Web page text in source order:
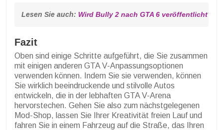
Lesen Sie auch: Wird Bully 2 nach GTA 6 veröffentlicht?
Fazit
Oben sind einige Schritte aufgeführt, die Sie zusammen
mit einigen anderen GTA V-Anpassungsoptionen
verwenden können. Indem Sie sie verwenden, können
Sie wirklich beeindruckende und stilvolle Autos
entwickeln, die in der lebhaften GTA V-Arena
hervorstechen. Gehen Sie also zum nächstgelegenen
Mod-Shop, lassen Sie Ihrer Kreativität freien Lauf und
fahren Sie in einem Fahrzeug auf die Straße, das Ihren